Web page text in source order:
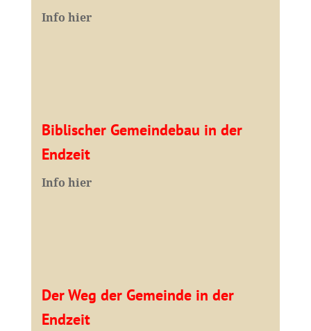
Info hier
Biblischer Gemeindebau in der
Endzeit
Info hier
Der Weg der Gemeinde in der
Endzeit